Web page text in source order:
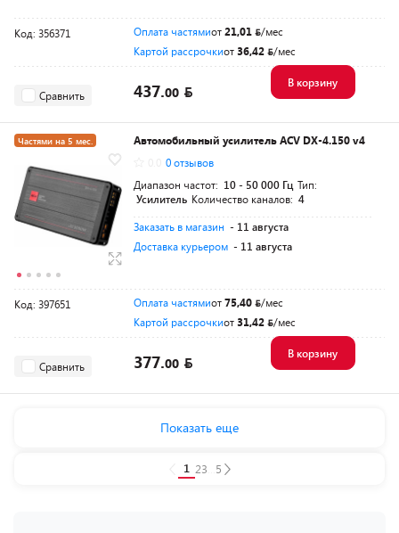
Код: 356371 Оплата частямиот21,01
/мес
Картой рассрочкиот36,42 /мес
Сравнить 437.00
В корзину
Частями на 5 мес.
Автомобильный усилитель ACV DX-4.150 v4
0 отзывов
Диапазон частот: 10 - 50 000 Гц Тип:
Усилитель Количество каналов: 4
Заказать в магазин - 11 августа
Доставка курьером - 11 августа
Код: 397651 Оплата частямиот75,40
/мес
Картой рассрочкиот31,42 /мес
Сравнить 377.00
В корзину
Показать еще
1 23 5